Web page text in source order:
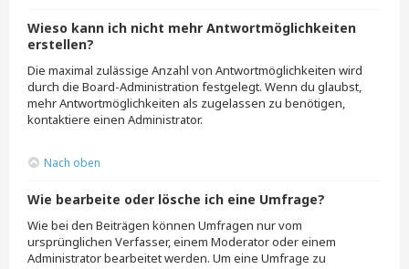
Wieso kann ich nicht mehr Antwortmöglichkeiten
erstellen?
Die maximal zulässige Anzahl von Antwortmöglichkeiten wird
durch die Board-Administration festgelegt. Wenn du glaubst,
mehr Antwortmöglichkeiten als zugelassen zu benötigen,
kontaktiere einen Administrator.
Nach oben
Wie bearbeite oder lösche ich eine Umfrage?
Wie bei den Beiträgen können Umfragen nur vom
ursprünglichen Verfasser, einem Moderator oder einem
Administrator bearbeitet werden. Um eine Umfrage zu